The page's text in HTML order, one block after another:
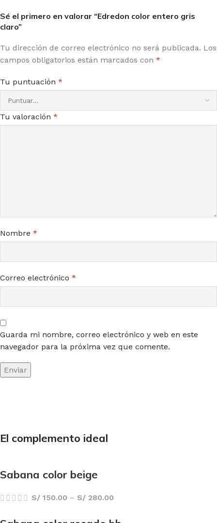
Sé el primero en valorar “Edredon color entero gris
claro”
Tu dirección de correo electrónico no será publicada. Los
campos obligatorios están marcados con *
Tu puntuación *
Tu valoración *
Nombre *
Correo electrónico *
Guarda mi nombre, correo electrónico y web en este
navegador para la próxima vez que comente.
El complemento ideal
Sabana color beige
S/ 150.00 – S/ 280.00